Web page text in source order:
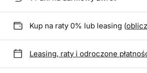
Kup na raty 0% lub leasing (
Leasing, raty i odroczone